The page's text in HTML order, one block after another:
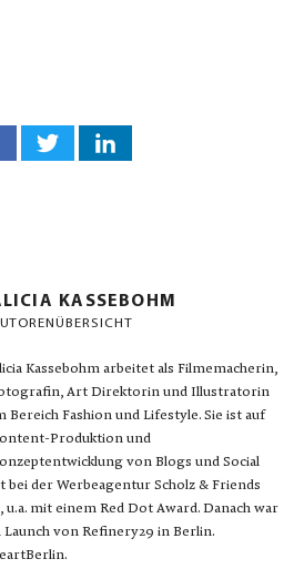
KASSEBOHM
Kassebohm arbeitet als Filmemacherin,
Art Direktorin und Illustratorin
Bereich Fashion und Lifestyle. Sie ist auf
Produktion und
von Blogs und Social
bei der Werbeagentur Scholz & Friends
mit einem Red Dot Award. Danach war
Launch von Refinery29 in Berlin.